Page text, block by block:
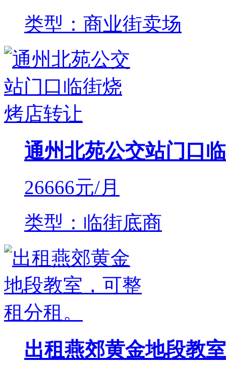
类型：商业街卖场
通州北苑公交站门口
26666元/月
类型：临街底商
出租燕郊黄金地段教